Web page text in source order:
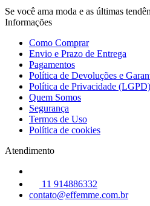
Se você ama moda e as últimas
Informações
Como Comprar
Envio e Prazo de Entrega
Pagamentos
Política de Devoluções e
Política de Privacidade (LGPD)
Quem Somos
Segurança
Termos de Uso
Política de cookies
Atendimento
11 914886332
contato@effemme.com.br